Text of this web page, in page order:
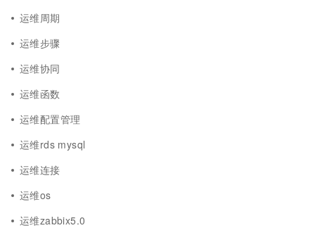
运维周期
运维步骤
运维协同
运维函数
运维配置管理
运维rds mysql
运维连接
运维os
运维zabbix5.0